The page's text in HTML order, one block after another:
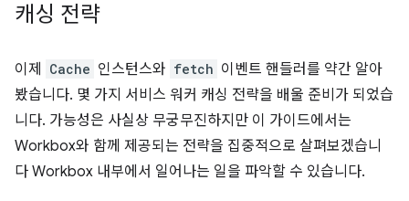
캐싱 전략
이제 Cache 인스턴스와 fetch 이벤트 핸들러를 약간 알아
봤습니다. 몇 가지 서비스 워커 캐싱 전략을 배울 준비가 되었습
니다. 가능성은 사실상 무궁무진하지만 이 가이드에서는
Workbox와 함께 제공되는 전략을 집중적으로 살펴보겠습니
다 Workbox 내부에서 일어나는 일을 파악할 수 있습니다.